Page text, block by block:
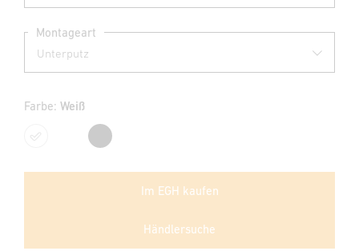
Montageart
Farbe: Weiß
Weiß Schwarz
Im EGH kaufen
Händlersuche